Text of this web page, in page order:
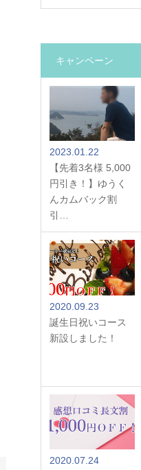
キャンペーン
2023.01.22
【先着3名様 5,000
円引き！】ゆうく
んカムバック割
引…
2020.09.23
誕生日祝いコース
新設しました！
2020.07.24